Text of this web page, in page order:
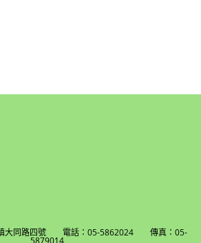
鎮大同路四號 電話：05-5862024 傳真：05-
5879014